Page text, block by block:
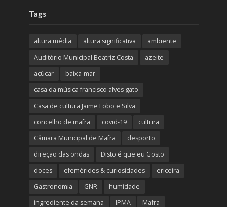
Tags
altura média altura significativa
ambiente
Auditório Municipal Beatriz Costa
azeite
açúcar
baixa-mar
casa da música francisco alves gato
Casa de cultura Jaime Lobo e Silva
concelho de mafra
covid-19
cultura
Câmara Municipal de Mafra
desporto
direção das ondas
Disto é que eu Gosto
doces
efemérides & curiosidades
ericeira
Gastronomia
GNR
humidade
ingrediente da semana
IPMA Mafra